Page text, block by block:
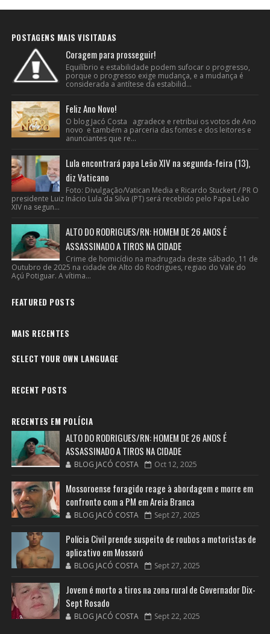
POSTAGENS MAIS VISITADAS
Coragem para prosseguir!
Equilíbrio e estabilidade podem sufocar o progresso,
porque o progresso exige mudança, e a mudança é
considerada a antítese da estabilid...
Feliz Ano Novo!
O blog Jacó Costa agradece e retribui os votos de Ano
novo e também a parceria das fontes e dos leitores e
anunciantes que re...
Lula encontrará papa Leão XIV na segunda-feira (13),
diz Vaticano
Foto: Divulgação/Vatican Media e Ricardo Stuckert / PR O
presidente Luiz Inácio Lula da Silva (PT) será recebido pelo Papa Leão
XIV na segun...
ALTO DO RODRIGUES/RN: HOMEM DE 26 ANOS É
ASSASSINADO A TIROS NA CIDADE
Crime de homicídio na madrugada deste sábado, 11 de
Outubro de 2025 na cidade de Alto do Rodrigues, regiao do Vale do
Açú Potiguar. A vítima...
FEATURED POSTS
MAIS RECENTES
SELECT YOUR OWN LANGUAGE
RECENT POSTS
RECENTES EM POLÍCIA
ALTO DO RODRIGUES/RN: HOMEM DE 26 ANOS É
ASSASSINADO A TIROS NA CIDADE
BLOG JACÓ COSTA Oct 12, 2025
Mossoroense foragido reage à abordagem e morre em
confronto com a PM em Areia Branca
BLOG JACÓ COSTA Sept 27, 2025
Polícia Civil prende suspeito de roubos a motoristas de
aplicativo em Mossoró
BLOG JACÓ COSTA Sept 27, 2025
Jovem é morto a tiros na zona rural de Governador Dix-
Sept Rosado
BLOG JACÓ COSTA Sept 22, 2025